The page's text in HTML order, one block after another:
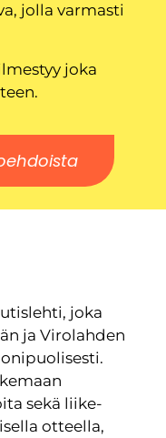
jolla varmasti
joka
joka
ja Virolahden
sekä liike-
otteella,